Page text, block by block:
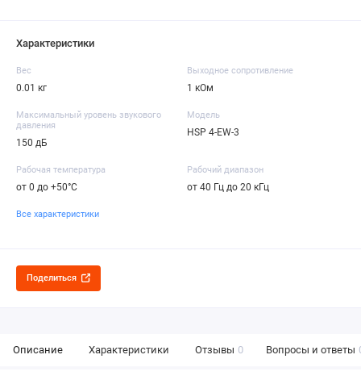
Характеристики
Вес
0.01 кг
Выходное сопротивление
1 кОм
Максимальный уровень звукового
давления
150 дБ
Модель
HSP 4-EW-3
Рабочая температура
от 0 до +50°C
Рабочий диапазон
от 40 Гц до 20 кГц
Все характеристики
Поделиться
Описание Характеристики Отзывы 0 Вопросы и ответы